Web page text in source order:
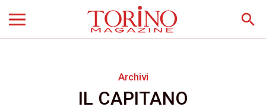
search
Archivi
IL CAPITANO